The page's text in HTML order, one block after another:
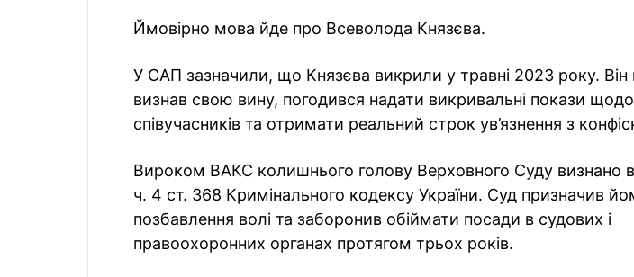
Ймовірно мова йде про Всеволода Князєва.
У САП зазначили, що Князєва викрили у травні 2023 року. Він
визнав свою вину, погодився надати викривальні покази щодо
співучасників та отримати реальний строк ув’язнення з
Вироком ВАКС колишнього голову Верховного Суду визнано
ч. 4 ст. 368 Кримінального кодексу України. Суд призначив
позбавлення волі та заборонив обіймати посади в судових і
правоохоронних органах протягом трьох років.